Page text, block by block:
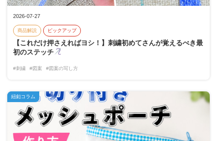
2026-07-27
商品解説 ピックアップ
【これだけ押さえればヨシ！】刺繍初めてさんが覚えるべき最
初のステッチ
#刺繍 #図案 #図案の写し方
紐釦コラム